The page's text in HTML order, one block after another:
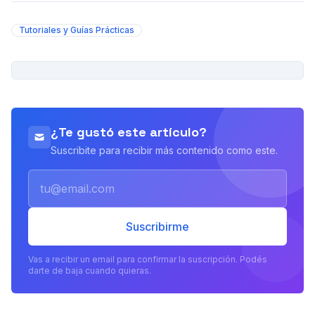
Tutoriales y Guías Prácticas
¿Te gustó este artículo?
Suscribite para recibir más contenido como este.
Suscribirme
Vas a recibir un email para confirmar la suscripción. Podés
darte de baja cuando quieras.